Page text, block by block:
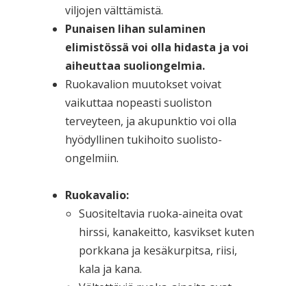
viljojen välttämistä.
Punaisen lihan sulaminen
elimistössä voi olla hidasta ja voi
aiheuttaa suoliongelmia.
Ruokavalion muutokset voivat
vaikuttaa nopeasti suoliston
terveyteen, ja akupunktio voi olla
hyödyllinen tukihoito suolisto-
ongelmiin.
Ruokavalio:
Suositeltavia ruoka-aineita ovat
hirssi, kanakeitto, kasvikset kuten
porkkana ja kesäkurpitsa, riisi,
kala ja kana.